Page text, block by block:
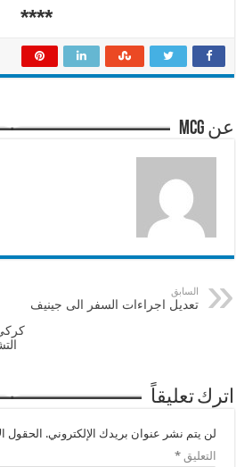
****
عن mcg
السابق
تعديل اجراءات السفر الى جينيف
اترك تعليقاً
لن يتم نشر عنوان بريدك الإلكتروني. الحقول
التعليق*